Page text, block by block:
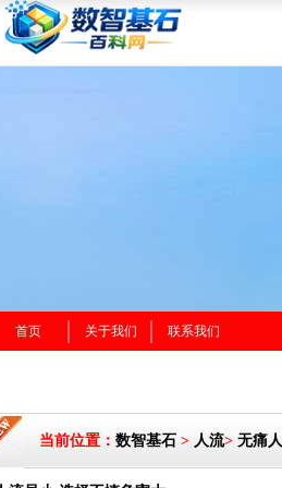
首页 关于我们 联系我们
当前位置： 数智基石 > 人流> 无痛